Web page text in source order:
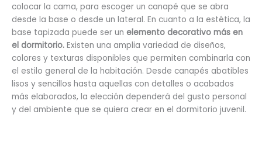
colocar la cama, para escoger un canapé que se abra
desde la base o desde un lateral. En cuanto a la estética, la
base tapizada puede ser un elemento decorativo más en
el dormitorio. Existen una amplia variedad de diseños,
colores y texturas disponibles que permiten combinarla con
el estilo general de la habitación. Desde canapés abatibles
lisos y sencillos hasta aquellas con detalles o acabados
más elaborados, la elección dependerá del gusto personal
y del ambiente que se quiera crear en el dormitorio juvenil.